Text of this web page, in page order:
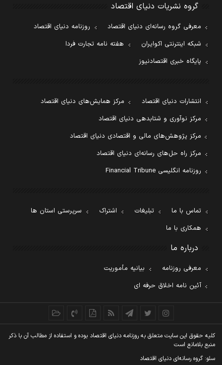
گروه نشریات دنیای اقتصاد
معرفی گروه رسانه‌ای دنیای اقتصاد
روزنامه دنیای اقتصاد
شبکه اینترنتی اکوایران
هفته نامه تجارت فردا
پایگاه خبری اقتصادنیوز
انتشارات دنیای اقتصاد
مرکز همایش‌های دنیای اقتصاد
مرکز نوآوری و شتابدهی دنیای اقتصاد
مرکز پژوهش‌های مالی و اقتصادی دنیای اقتصاد
مرکز راه حل‌های رسانه‌ای دنیای اقتصاد
روزنامه انگلیسی Financial Tribune
تماس با ما تبلیغات اشتراک
سرپرستی استان ها
همکاری با ما
درباره ما
معرفی روزنامه
بیانیه مأموریت
آئین نامه اخلاق حرفه ای
کليه حقوق اين سايت متعلق به روزنامه دنيای اقتصاد بوده و استفاده از مطالب آن با ذکر
منبع بلامانع است
سئو: گروه رسانه‌ای دنیای اقتصاد